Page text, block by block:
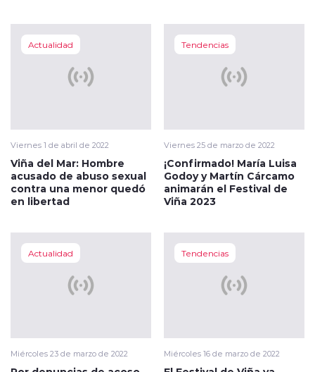
Actualidad
Viernes 1 de abril de 2022
Viña del Mar: Hombre
acusado de abuso sexual
contra una menor quedó
en libertad
Tendencias
Viernes 25 de marzo de 2022
¡Confirmado! María Luisa
Godoy y Martín Cárcamo
animarán el Festival de
Viña 2023
Actualidad
Miércoles 23 de marzo de 2022
Tendencias
Miércoles 16 de marzo de 2022